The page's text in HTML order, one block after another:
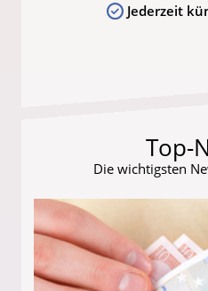
Jederzeit
Top-
Die wichtigsten